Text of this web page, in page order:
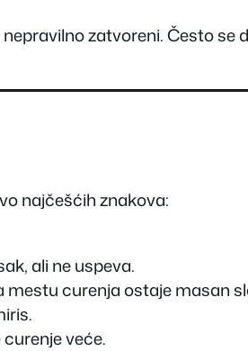
zatvoreni. Često se
najčešćih znakova:
ali ne uspeva.
mestu curenja ostaje masan
veće.